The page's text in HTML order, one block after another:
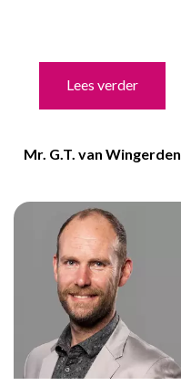
Lees verder
Mr. G.T. van Wingerden